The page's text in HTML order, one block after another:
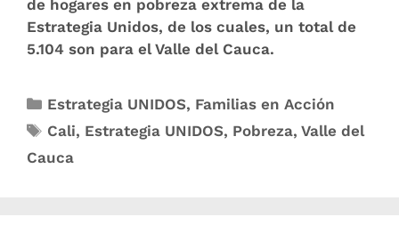
de hogares en pobreza extrema de la
Estrategia Unidos, de los cuales, un total de
5.104 son para el Valle del Cauca.
Estrategia UNIDOS, Familias en Acción
Cali, Estrategia UNIDOS, Pobreza,Valle del
Cauca